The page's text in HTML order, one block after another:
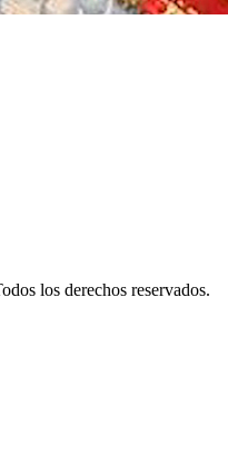
los derechos reservados.